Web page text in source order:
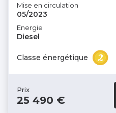
Mise en circulation
05/2023
Energie
Diesel
Classe énergétique
Prix
25 490 €